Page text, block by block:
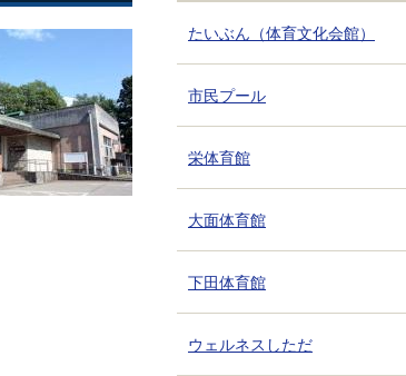
たいぶん（体育文化会館）
市民プール
栄体育館
大面体育館
下田体育館
ウェルネスしただ